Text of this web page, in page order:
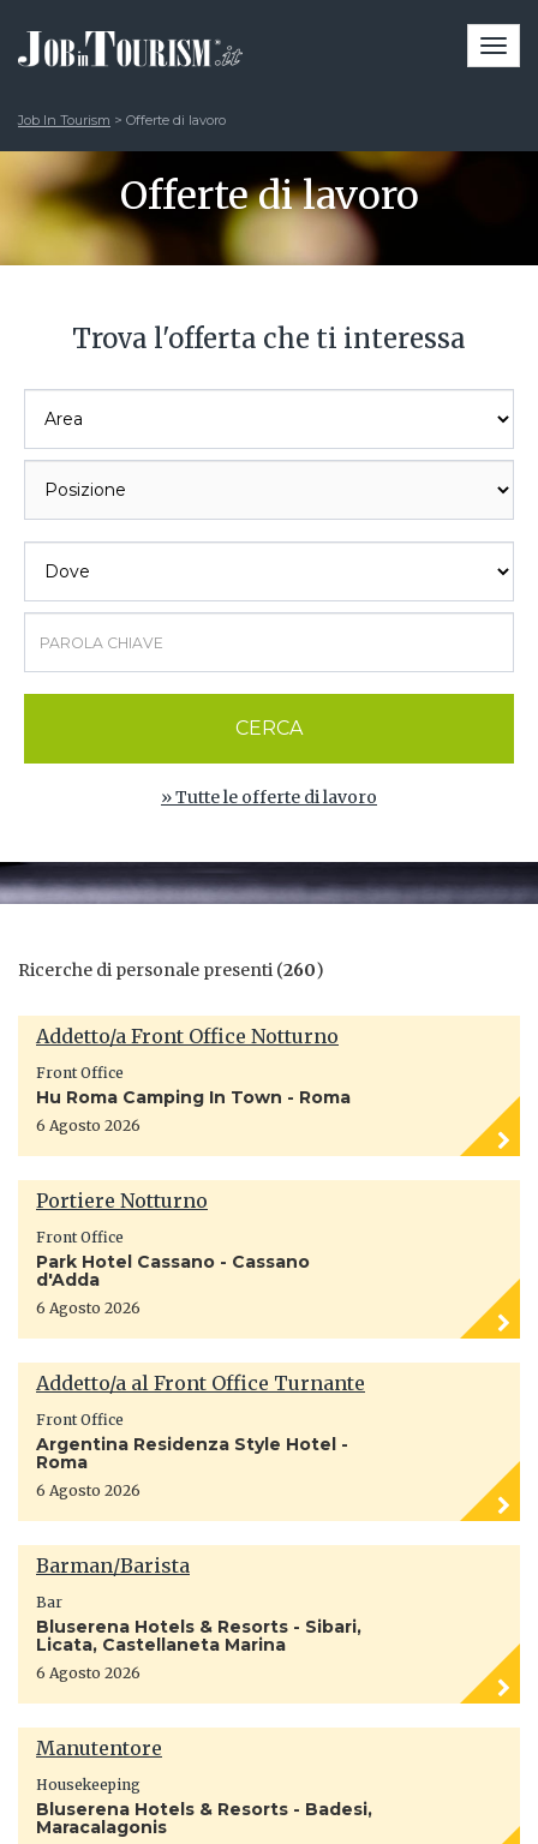
Job In Tourism > Offerte di lavoro
Offerte di lavoro
Trova l'offerta che ti interessa
CERCA
» Tutte le offerte di lavoro
Ricerche di personale presenti (260)
Addetto/a Front Office Notturno
Front Office
Hu Roma Camping In Town - Roma
6 Agosto 2026
Portiere Notturno
Front Office
Park Hotel Cassano - Cassano
d'Adda
6 Agosto 2026
Addetto/a al Front Office Turnante
Front Office
Argentina Residenza Style Hotel -
Roma
6 Agosto 2026
Barman/Barista
Bar
Bluserena Hotels & Resorts - Sibari,
Licata, Castellaneta Marina
6 Agosto 2026
Manutentore
Housekeeping
Bluserena Hotels & Resorts - Badesi,
Maracalagonis